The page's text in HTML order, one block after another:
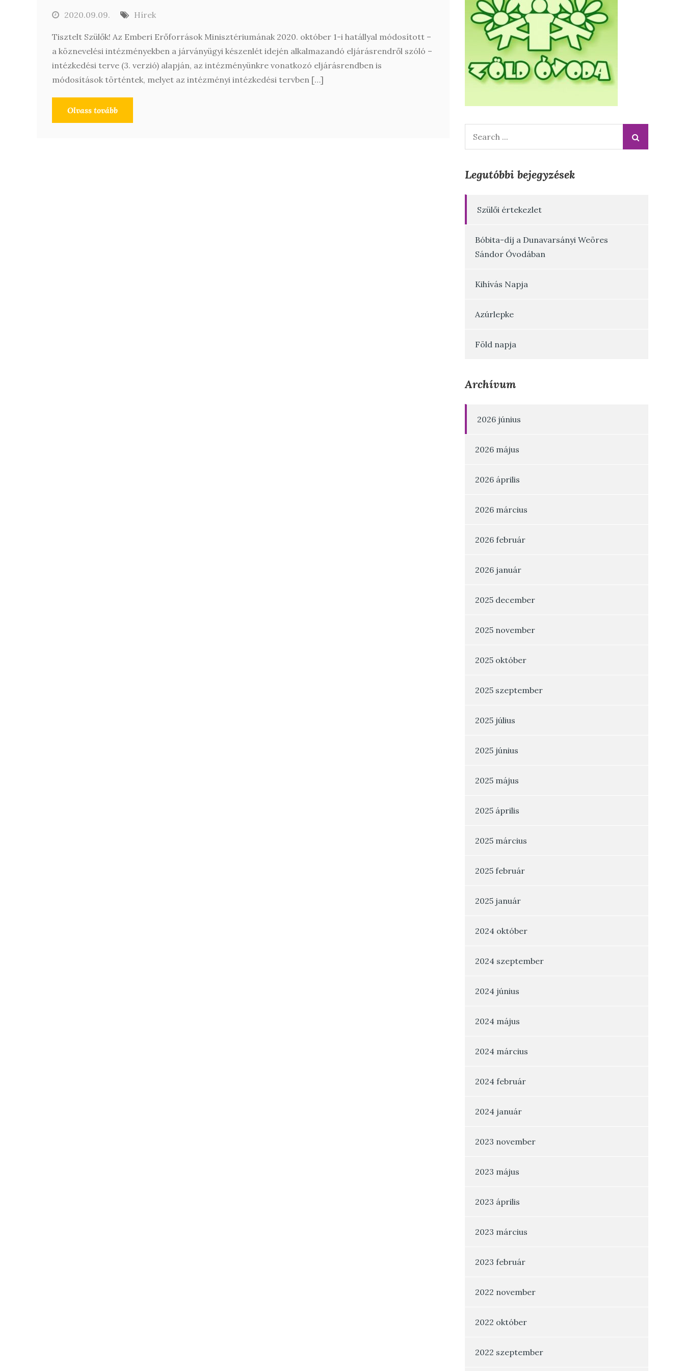
2020.09.09. Hírek
Tisztelt Szülők! Az Emberi Erőforrások Minisztériumának 2020. október 1-i hatállyal módosított –
a köznevelési intézményekben a járványügyi készenlét idején alkalmazandó eljárásrendről szóló –
intézkedési terve (3. verzió) alapján, az intézményünkre vonatkozó eljárásrendben is
módosítások történtek, melyet az intézményi intézkedési tervben […]
Olvass tovább
Legutóbbi bejegyzések
Szülői értekezlet
Bóbita-díj a Dunavarsányi Weöres
Sándor Óvodában
Kihívás Napja
Azúrlepke
Föld napja
Archívum
2026 június
2026 május
2026 április
2026 március
2026 február
2026 január
2025 december
2025 november
2025 október
2025 szeptember
2025 július
2025 június
2025 május
2025 április
2025 március
2025 február
2025 január
2024 október
2024 szeptember
2024 június
2024 május
2024 március
2024 február
2024 január
2023 november
2023 május
2023 április
2023 március
2023 február
2022 november
2022 október
2022 szeptember